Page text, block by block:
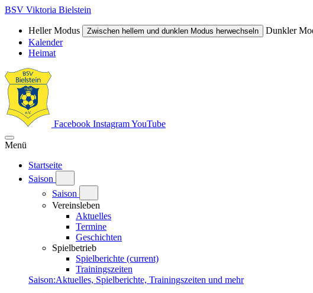
BSV Viktoria Bielstein
Heller Modus Zwischen hellem und dunklen Modus herwechseln
Dunkler
Kalender
Heimat
Facebook InstagramYouTube
Menü
Startseite
Saison
Saison
Vereinsleben
Aktuelles
Termine
Geschichten
Spielbetrieb
Spielberichte (current)
Trainingszeiten
Saison:Aktuelles, Spielberichte, Trainingszeiten und mehr